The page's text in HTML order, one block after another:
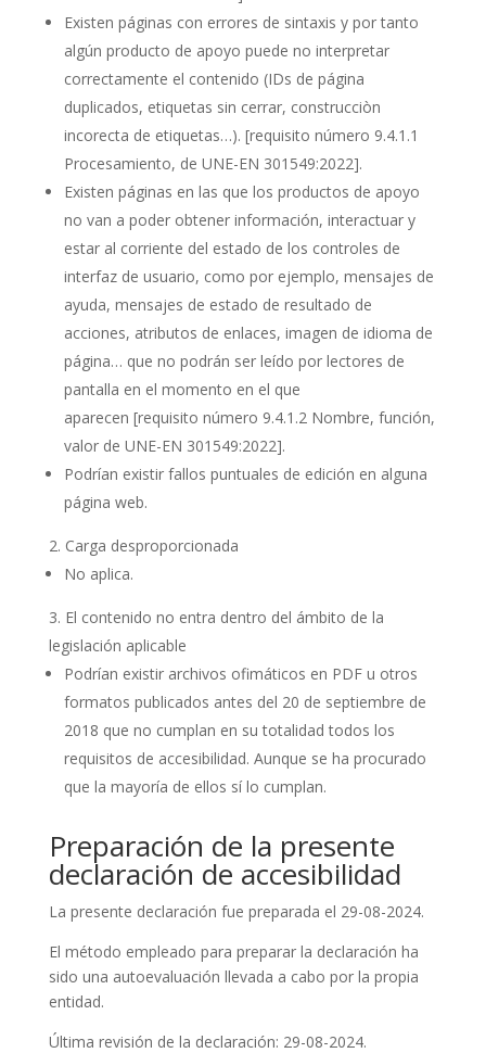
Existen páginas con errores de sintaxis y por tanto
algún producto de apoyo puede no interpretar
correctamente el contenido (IDs de página
duplicados, etiquetas sin cerrar, construcciòn
incorecta de etiquetas…). [requisito número 9.4.1.1
Procesamiento, de UNE-EN 301549:2022].
Existen páginas en las que los productos de apoyo
no van a poder obtener información, interactuar y
estar al corriente del estado de los controles de
interfaz de usuario, como por ejemplo, mensajes de
ayuda, mensajes de estado de resultado de
acciones, atributos de enlaces, imagen de idioma de
página… que no podrán ser leído por lectores de
pantalla en el momento en el que
aparecen [requisito número 9.4.1.2 Nombre, función,
valor de UNE-EN 301549:2022].
Podrían existir fallos puntuales de edición en alguna
página web.
Carga desproporcionada
No aplica.
El contenido no entra dentro del ámbito de la
legislación aplicable
Podrían existir archivos ofimáticos en PDF u otros
formatos publicados antes del 20 de septiembre de
2018 que no cumplan en su totalidad todos los
requisitos de accesibilidad. Aunque se ha procurado
que la mayoría de ellos sí lo cumplan.
Preparación de la presente
declaración de accesibilidad
La presente declaración fue preparada el 29-08-2024.
El método empleado para preparar la declaración ha
sido una autoevaluación llevada a cabo por la propia
entidad.
Última revisión de la declaración: 29-08-2024.